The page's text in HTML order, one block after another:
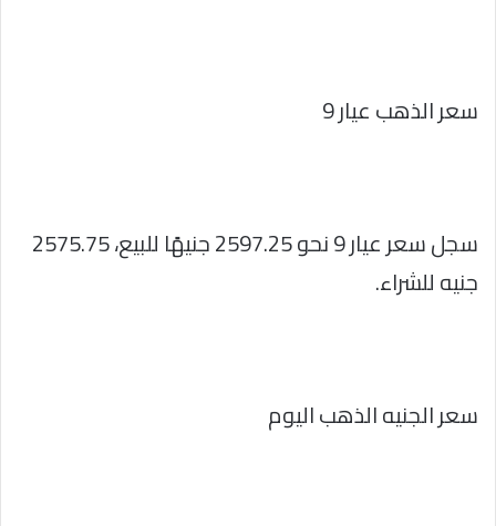
سعر الذهب عيار 9
سجل سعر عيار 9 نحو 2597.25 جنيهًا للبيع، 2575.75
جنيه للشراء.
سعر الجنيه الذهب اليوم